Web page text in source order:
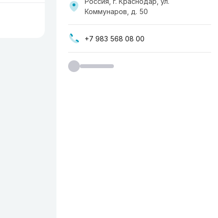
Коммунаров, д. 50
+7 983 568 08 00